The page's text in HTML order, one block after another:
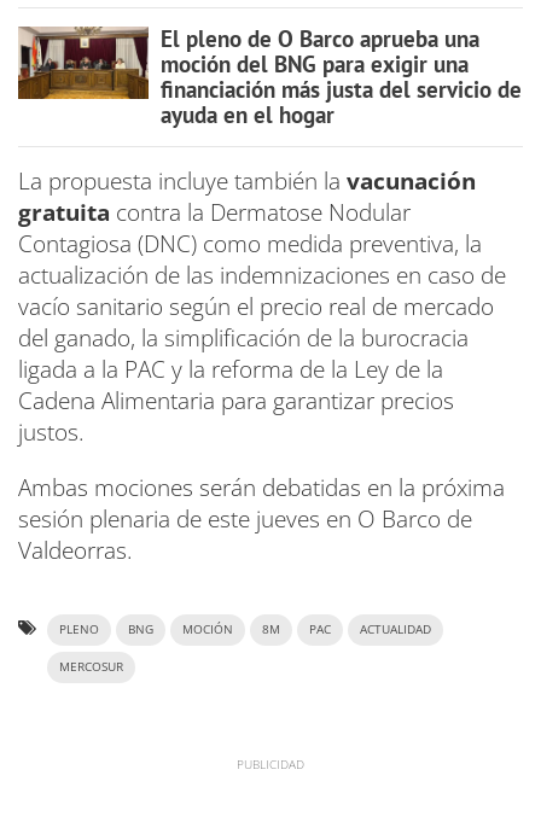
El pleno de O Barco aprueba una
moción del BNG para exigir una
financiación más justa del servicio de
ayuda en el hogar
La propuesta incluye también la vacunación
gratuita contra la Dermatose Nodular
Contagiosa (DNC) como medida preventiva, la
actualización de las indemnizaciones en caso de
vacío sanitario según el precio real de mercado
del ganado, la simplificación de la burocracia
ligada a la PAC y la reforma de la Ley de la
Cadena Alimentaria para garantizar precios
justos.
Ambas mociones serán debatidas en la próxima
sesión plenaria de este jueves en O Barco de
Valdeorras.
PLENO BNG MOCIÓN 8M PAC ACTUALIDAD
MERCOSUR